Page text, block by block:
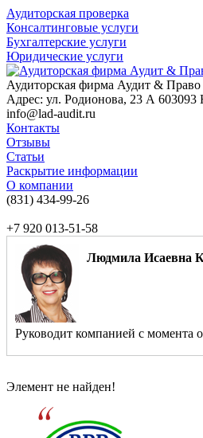
Аудиторская проверка
Консалтинговые услуги
Бухгалтерские услуги
Юридические услуги
Аудиторская фирма Аудит & Право
Адрес: ул. Родионова, 23 А 603093
info@lad-audit.ru
Контакты
Отзывы
Статьи
Раскрытие информации
О компании
(831) 434-99-26
+7 920 013-51-58
Людмила Исаевна
Руководит компанией с момента
Элемент не найден!